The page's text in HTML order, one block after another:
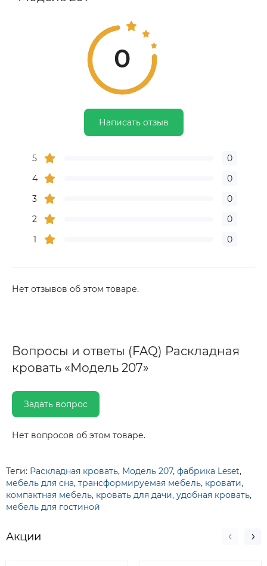
0
Написать отзыв
5
0
4
0
3
0
2
0
1
0
Нет отзывов об этом товаре.
Вопросы и ответы (FAQ) Раскладная
кровать «Модель 207»
Задать вопрос
Нет вопросов об этом товаре.
Теги: Раскладная кровать, Модель 207, фабрика Leset,
мебель для сна, трансформируемая мебель, кровати,
компактная мебель, кровать для дачи, удобная кровать,
мебель для гостиной
Акции